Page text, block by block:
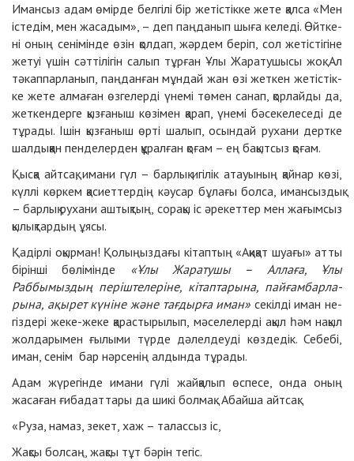
Иман­сыз адам өмір­де бел­гі­лі бір же­тіс­тік­ке же­те қал­са «Мен
іс­те­дім, мен жа­са­дым», – деп паң­да­нып шы­ға ке­ле­ді. Өйтке­
ні оның се­ні­мін­де өзін қол­дап, жәр­дем беріп, сол же­тіс­ті­гі­не
же­туі үшін сәт­ті­лі­гін са­лып тұр­ған Ұлы Жа­ра­ту­шы­сы жоқ. Ал
тә­кап­пар­ла­нып, паң­дан­ған мұн­дай жан өзі жет­кен же­тіс­тік­
ке же­те ал­ма­ған өз­ге­лер­ді үне­мі тө­мен са­нап, қор­лай­ды да,
жет­кен­дер­ге қыз­ға­ныш кө­зі­мен қа­рап, үне­мі бә­се­ке­ле­се­ді де
тұ­ра­ды. Ішін қызғаныш өр­ті ша­лып, осын­дай ру­ха­ни дерт­ке
шал­дық­қан пен­де­лер­ден құ­рал­ған қо­ғам – ең ба­қыт­сыз қо­ғам.
Қыс­қа айт­сақ, имани гүл – бар­лық игі­лік атауы­ның қай­нар кө­зі,
күл­лі көр­кем қа­сиет­тер­дің кәусар бұ­ла­ғы бол­са, иман­сыз­дық
– бар­лық ру­ха­ни аш­тық­тың, со­ра­қы іс әре­кет­тер мен жа­ғым­сыз
қылықтардың ұясы.
Қадірлі оқырман! Қолыңыздағы кітаптың «Ақиқат шуағы» атты
бірінші бөлімінде
«Ұлы Жа­ра­ту­шы – Аллаға, Ұлы
Раббымыздың пе­ріш­те­ле­рі­не, кі­тап­та­ры­на, пай­ғам­бар­ла­
ры­на, ақы­рет кү­ні­не жә­не тағ­дыр­ға иман» се­кіл­ді иман не­
гіз­де­рі же­ке-же­ке қа­рас­ты­ры­лып, мәселелерді ақыл һәм на­қыл
жол­да­ры­мен ғы­лы­ми түр­де дә­лел­деуді көздедік. Се­бе­бі,
иман, сенім бар нәр­се­нің ал­дын­да тұрады.
Адам жүрегінде имани гүлі жайқалып өспесе, онда оның
жасаған ғибадаттары да шикі болмақ.. Абайша айтсақ:
«Руза, намаз, зекет, хаж – талассыз іс,
Жақсы болсаң, жақсы тұт бәрін тегіс.